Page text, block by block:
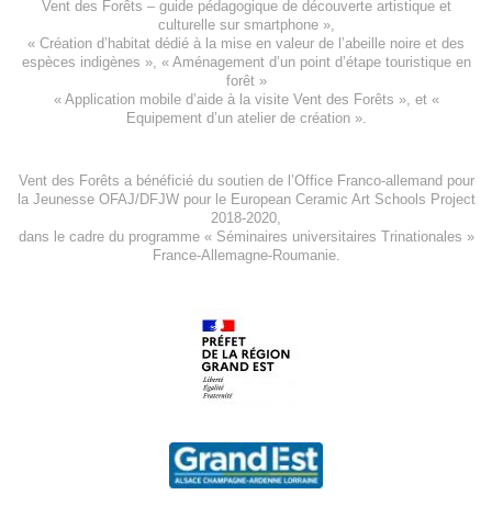
Vent des Forêts – guide pédagogique de découverte artistique et
culturelle sur smartphone »,
« Création d’habitat dédié à la mise en valeur de l’abeille noire et des
espèces indigènes », « Aménagement d’un point d’étape touristique en
forêt»
« Application mobile d’aide à la visite Vent des Forêts », et «
Equipement d’un atelier de création».
Vent des Forêts a bénéficié du soutien de l’Office Franco-allemand pour
la Jeunesse OFAJ/DFJWpour leEuropean Ceramic Art Schools Project
2018-2020,
dans le cadre du programme « Séminaires universitaires Trinationales »
France-Allemagne-Roumanie.